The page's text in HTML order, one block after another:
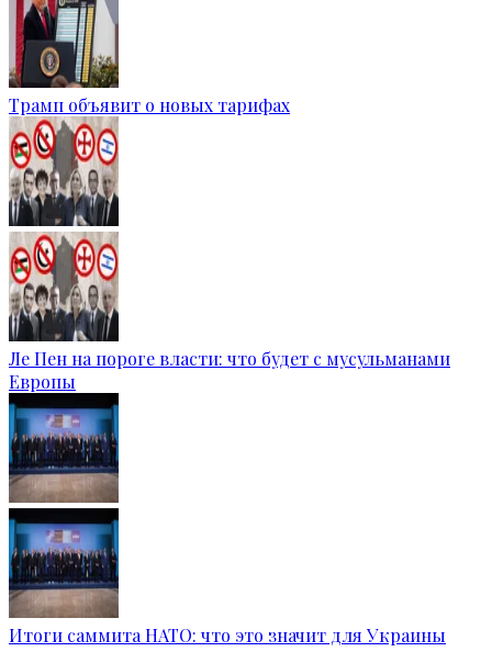
Трамп объявит о новых тарифах
Ле Пен на пороге власти: что будет с мусульманами
Европы
Итоги саммита НАТО: что это значит для Украины